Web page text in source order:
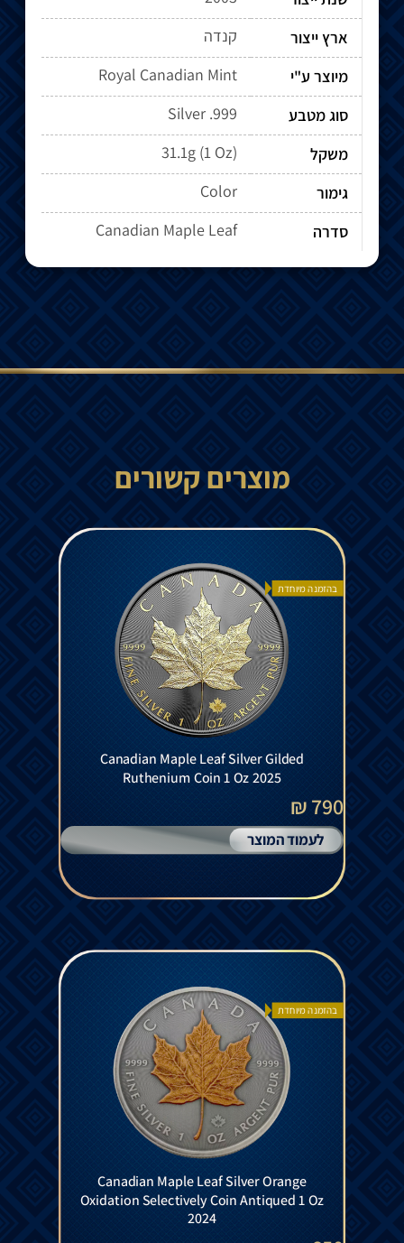
ארץ ייצור
קנדה
מיוצר ע"י
Royal Canadian Mint
סוג מטבע
Silver .999
משקל
31.1g (1 Oz)
גימור
Color
סדרה
Canadian Maple Leaf
מוצרים קשורים
בהזמנה מיוחדת
Canadian Maple Leaf Silver Gilded
Ruthenium Coin 1 Oz 2025
790 ₪
לעמוד המוצר
בהזמנה מיוחדת
Canadian Maple Leaf Silver Orange
Oxidation Selectively Coin Antiqued 1 Oz
2024